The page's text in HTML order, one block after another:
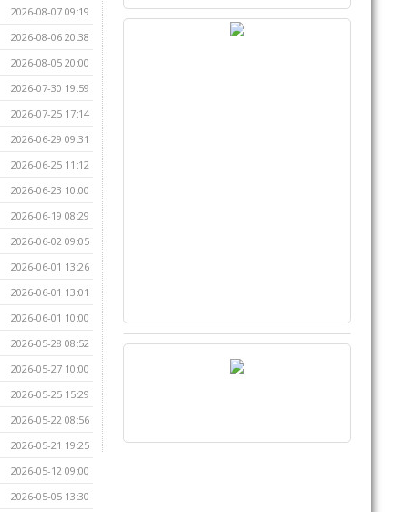
2026-08-07 09:19
2026-08-06 20:38
2026-08-05 20:00
2026-07-30 19:59
2026-07-25 17:14
2026-06-29 09:31
2026-06-25 11:12
2026-06-23 10:00
2026-06-19 08:29
2026-06-02 09:05
2026-06-01 13:26
2026-06-01 13:01
2026-06-01 10:00
2026-05-28 08:52
2026-05-27 10:00
2026-05-25 15:29
2026-05-22 08:56
2026-05-21 19:25
2026-05-12 09:00
2026-05-05 13:30